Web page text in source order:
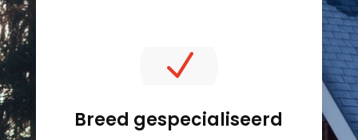
N
Breed gespecialiseerd